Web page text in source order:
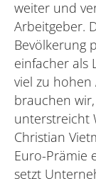
weiter und
Arbeitgeber.
Bevölkerung
einfacher als
viel zu
brauchen
unterstreicht
Christian
Euro-Prämie
setzt